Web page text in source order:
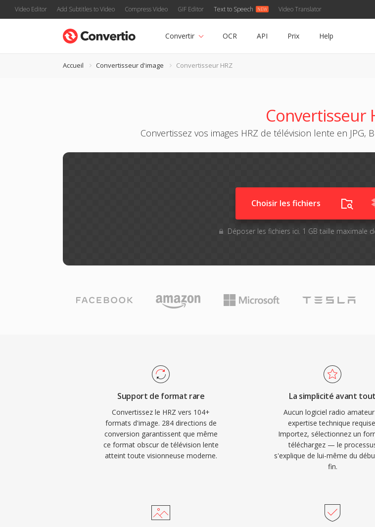
Video Editor Add Subtitles to Video Compress Video GIF Editor Text to Speech Video Translator
Convertir OCR API Prix Help
Accueil Convertisseur d'image Convertisseur HRZ
Convertisseur
Convertissez vos images HRZ de télévision lente en JPG,
Choisir les fichiers
Déposer les fichiers ici. 1 GB taille maximale
Support de format rare
Convertissez le HRZ vers 104+
formats d'image. 284 directions de
conversion garantissent que même
ce format obscur de télévision lente
atteint toute visionneuse moderne.
La simplicité avant tout
Aucun logiciel radio
expertise technique
Importez, sélectionnez un
téléchargez — le
s'explique de lui-même du
fin.